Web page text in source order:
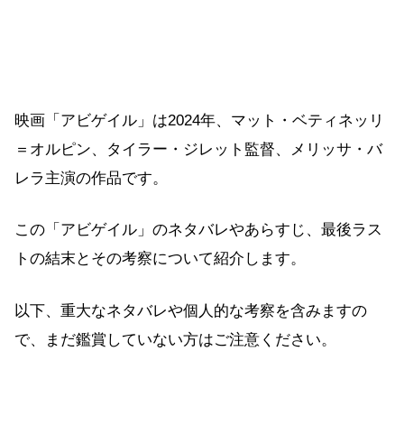
映画「アビゲイル」は2024年、マット・ベティネッリ
＝オルピン、タイラー・ジレット監督、メリッサ・バ
レラ主演の作品です。
この「アビゲイル」のネタバレやあらすじ、最後ラス
トの結末とその考察について紹介します。
以下、重大なネタバレや個人的な考察を含みますの
で、まだ鑑賞していない方はご注意ください。